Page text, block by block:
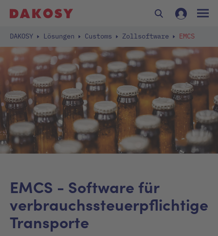
DAKOSY Lösungen Customs Zollsoftware EMCS
EMCS - Software für
verbrauchssteuerpflichtige
Transporte